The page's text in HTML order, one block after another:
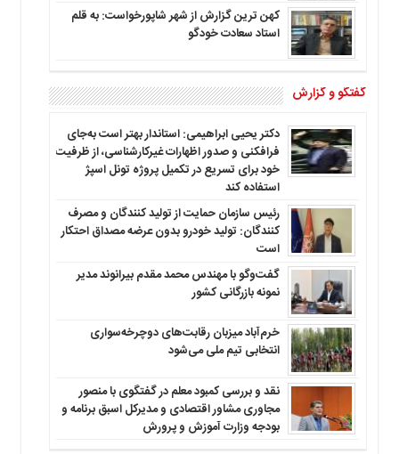
کهن ترین گزارش از شهر شاپورخواست: به قلم
استاد سعادت خودگو
گفتگو و گزارش
دکتر یحیی ابراهیمی: استاندار بهتر است به‌جای
فرافکنی و صدور اظهارات غیرکارشناسی، از ظرفیت
خود برای تسریع در تکمیل پروژه تونل اسپژ
استفاده کند
رئیس سازمان حمایت از تولید کنندگان و مصرف
کنندگان: تولید خودرو بدون عرضه مصداق احتکار
است
گفت‌وگو با مهندس محمد مقدم بیرانوند مدیر
نمونه بازرگانی کشور
خرم‌آباد میزبان رقابت‌های دوچرخه‌سواری
انتخابی تیم ملی می‌شود
نقد و بررسی کمبود معلم در گفتگوی با منصور
مجاوری مشاور اقتصادی و مدیرکل اسبق برنامه و
بودجه وزارت آموزش و پرورش